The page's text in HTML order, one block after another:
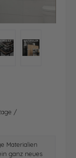
/
Materialien
ganz neues